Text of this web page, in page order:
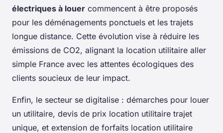
électriques à louer commencent à être proposés
pour les déménagements ponctuels et les trajets
longue distance. Cette évolution vise à réduire les
émissions de CO2, alignant la location utilitaire aller
simple France avec les attentes écologiques des
clients soucieux de leur impact.
Enfin, le secteur se digitalise : démarches pour louer
un utilitaire, devis de prix location utilitaire trajet
unique, et extension de forfaits location utilitaire